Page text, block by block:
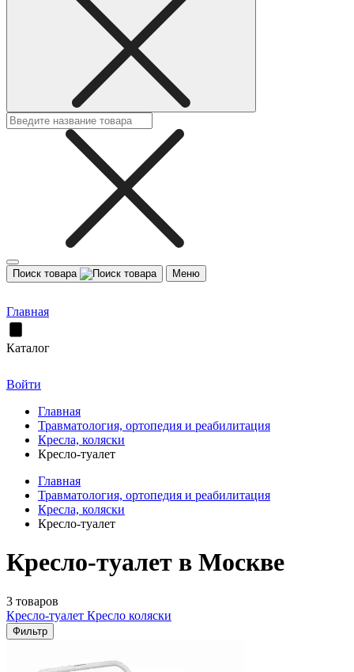
Поиск товара Меню
Главная
Каталог
Войти
Главная
Травматология, ортопедия и реабилитация
Кресла, коляски
Кресло-туалет
Главная
Травматология, ортопедия и реабилитация
Кресла, коляски
Кресло-туалет
Кресло-туалет в Москве
3 товаров
Кресло-туалет Кресло коляски
Фильтр